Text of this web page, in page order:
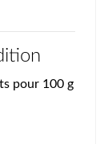
pour 100 g